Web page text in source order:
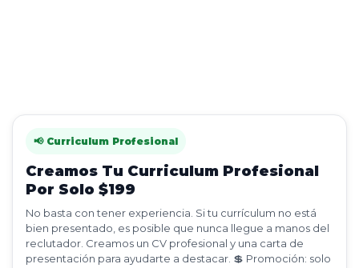
📢 Curriculum Profesional
Creamos Tu Curriculum Profesional
Por Solo $199
No basta con tener experiencia. Si tu currículum no está
bien presentado, es posible que nunca llegue a manos del
reclutador. Creamos un CV profesional y una carta de
presentación para ayudarte a destacar. 💲 Promoción: solo